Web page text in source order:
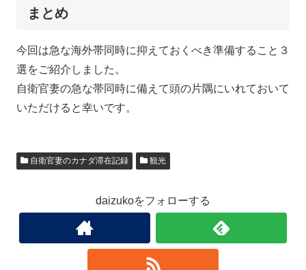
まとめ
今回は急な海外帯同時に抑えておくべき準備すること３
選をご紹介しました。
自衛官妻の急な帯同時に備えて頭の片隅にいれておいて
いただけると幸いです。
自衛官妻のカナダ滞在記録 観光
daizukoをフォローする